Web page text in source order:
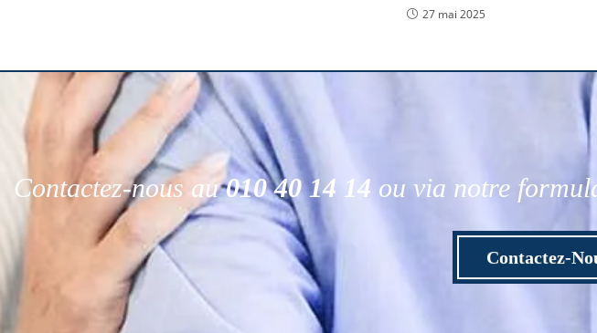
27 mai 2025
Contactez-nous au010 40 14 14 ou via notre
Contactez-